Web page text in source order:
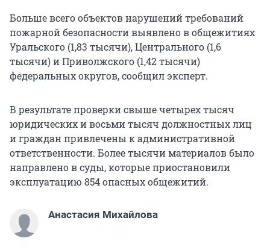
Больше всего объектов нарушений требований
пожарной безопасности выявлено в общежитиях
Уральского (1,83 тысячи), Центрального (1,6
тысячи) и Приволжского (1,42 тысячи)
федеральных округов, сообщил эксперт.
В результате проверки свыше четырех тысяч
юридических и восьми тысяч должностных лиц
и граждан привлечены к административной
ответственности. Более тысячи материалов было
направлено в суды, которые приостановили
эксплуатацию 854 опасных общежитий.
Анастасия Михайлова